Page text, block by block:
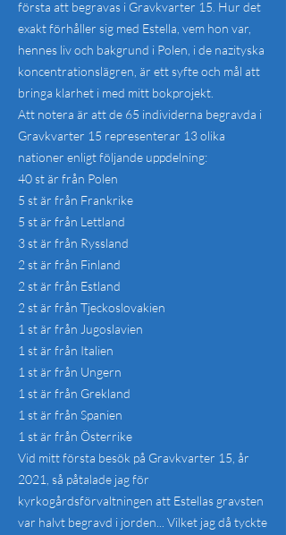
första att begravas i Gravkvarter 15. Hur det
exakt förhåller sig med Estella, vem hon var,
hennes liv och bakgrund i Polen, i de nazityska
koncentrationslägren, är ett syfte och mål att
bringa klarhet i med mitt bokprojekt.
Att notera är att de 65 individerna begravda i
Gravkvarter 15 representerar 13 olika
nationer enligt följande uppdelning:
40 st är från Polen
5 st är från Frankrike
5 st är från Lettland
3 st är från Ryssland
2 st är från Finland
2 st är från Estland
2 st är från Tjeckoslovakien
1 st är från Jugoslavien
1 st är från Italien
1 st är från Ungern
1 st är från Grekland
1 st är från Spanien
1 st är från Österrike
Vid mitt första besök på Gravkvarter 15, år
2021, så påtalade jag för
kyrkogårdsförvaltningen att Estellas gravsten
var halvt begravd i jorden... Vilket jag då tyckte